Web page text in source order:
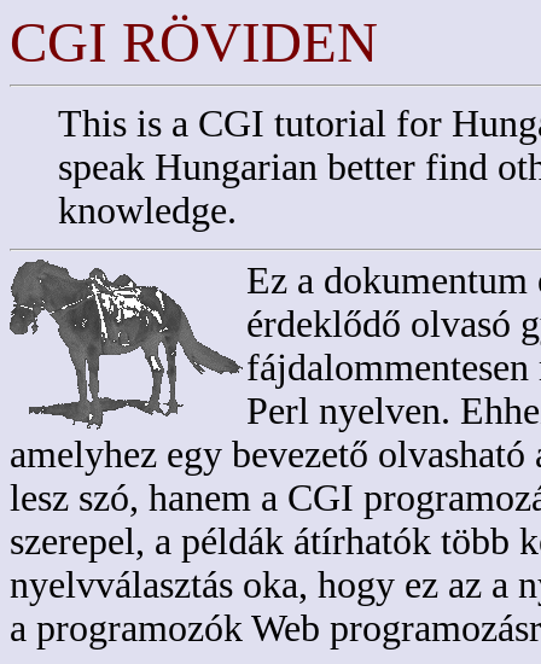
CGI RÖVIDEN
This is a CGI tutorial for
speak Hungarian better find
knowledge.
Ez a dokumentum
érdeklődő olvasó
Perl nyelven.
amelyhez egy bevezető olvasható
lesz szó, hanem a CGI
szerepel, a példák átírhatók több
nyelvválasztás oka, hogy ez az a
a programozók Web